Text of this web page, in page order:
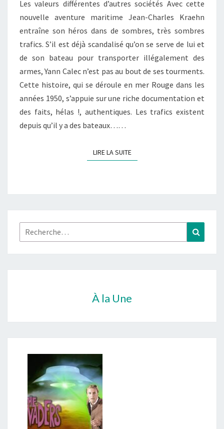
T.11
:
AVIS
DE
TEMPÊTE
Les valeurs différentes d’autres sociétés Avec cette
nouvelle aventure maritime Jean-Charles Kraehn
entraîne son héros dans de sombres, très sombres
trafics. S’il est déjà scandalisé qu’on se serve de lui et
de son bateau pour transporter illégalement des
armes, Yann Calec n’est pas au bout de ses tourments.
Cette histoire, qui se déroule en mer Rouge dans les
années 1950, s’appuie sur une riche documentation et
des faits, hélas !, authentiques. Les trafics existent
depuis qu’il y a des bateaux……
LIRE LA SUITELIRE LA SUITE
Rechercher :
À la Une